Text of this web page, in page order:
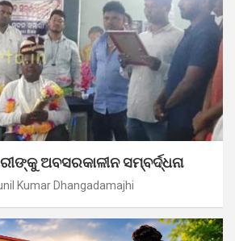
ଅବସରକାଳୀନ ସମ୍ବର୍ଦ୍ଧନା
Kumar Dhangadamajhi